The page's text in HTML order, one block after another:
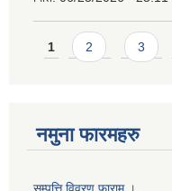
Pages
1 2 3
नमुना फारमहरु